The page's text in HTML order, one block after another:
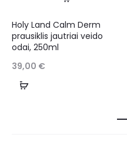
Holy Land Calm Derm
prausiklis jautriai veido
odai, 250ml
39,00 €